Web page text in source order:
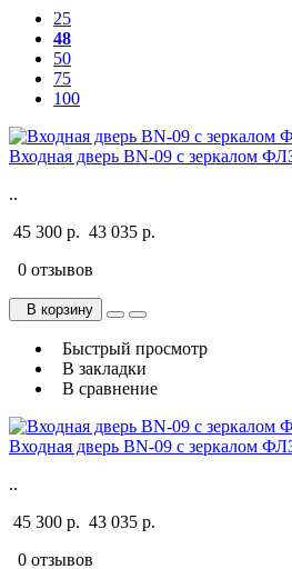
25
48
50
75
100
Входная дверь BN-09 с зеркалом
..
45 300 р. 43 035 р.
0 отзывов
В корзину
Быстрый просмотр
В закладки
В сравнение
Входная дверь BN-09 с зеркалом
..
45 300 р. 43 035 р.
0 отзывов